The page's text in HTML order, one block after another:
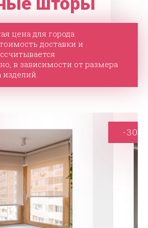
цена для города
доставки и
в зависимости от размера
изделий.
-30%